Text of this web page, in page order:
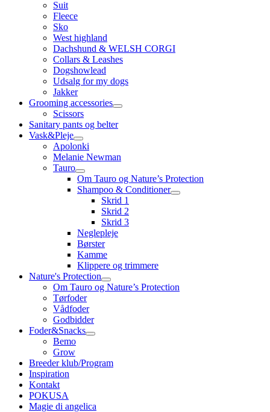
Suit
Fleece
Sko
West highland
Dachshund & WELSH CORGI
Collars & Leashes
Dogshowlead
Udsalg for my dogs
Jakker
Grooming accessories
Scissors
Sanitary pants og belter
Vask&Pleje
Apolonki
Melanie Newman
Tauro
Om Tauro og Nature’s Protection
Shampoo & Conditioner
Skrid 1
Skrid 2
Skrid 3
Neglepleje
Børster
Kamme
Klippere og trimmere
Nature's Protection
Om Tauro og Nature’s Protection
Tørfoder
Vådfoder
Godbidder
Foder&Snacks
Bemo
Grow
Breeder klub/Program
Inspiration
Kontakt
POKUSA
Magie di angelica